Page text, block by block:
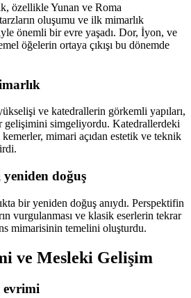
özellikle Yunan ve Roma
oluşumu ve ilk mimarlık
önemli bir evre yaşadı. Dor, İyon, ve
öğelerin ortaya çıkışı bu dönemde
ve katedrallerin görkemli yapıları,
gelişimini simgeliyordu. Katedrallerdeki
mimari açıdan estetik ve teknik
doğuş
bir yeniden doğuş anıydı. Perspektifin
vurgulanması ve klasik eserlerin tekrar
mimarisinin temelini oluşturdu.
ve Mesleki Gelişim
evrimi